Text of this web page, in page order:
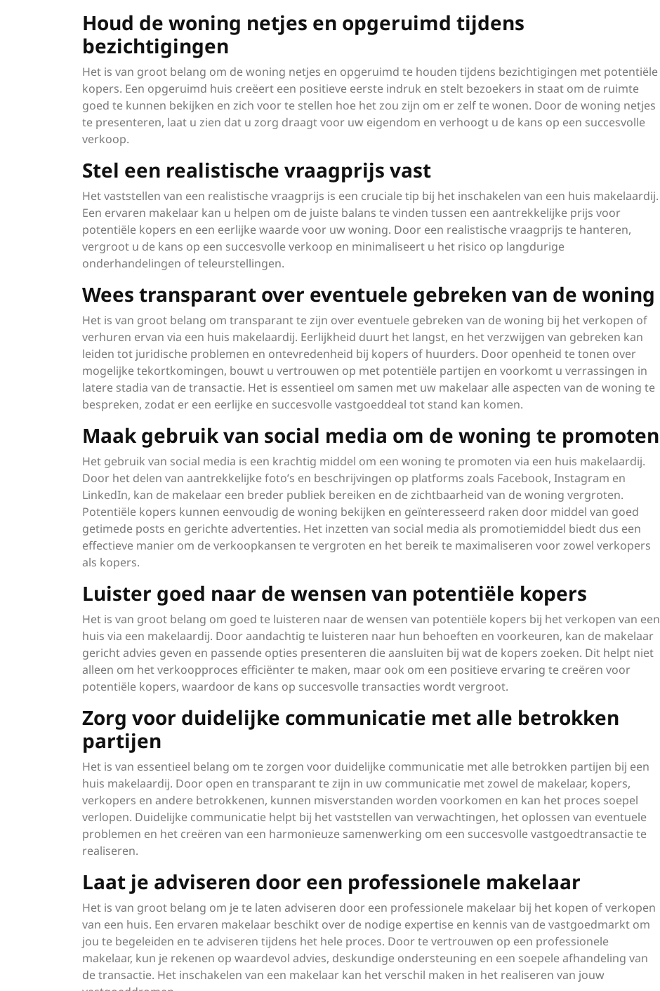
Houd de woning netjes en opgeruimd tijdens
bezichtigingen
Het is van groot belang om de woning netjes en opgeruimd te houden tijdens bezichtigingen met potentiële
kopers. Een opgeruimd huis creëert een positieve eerste indruk en stelt bezoekers in staat om de ruimte
goed te kunnen bekijken en zich voor te stellen hoe het zou zijn om er zelf te wonen. Door de woning netjes
te presenteren, laat u zien dat u zorg draagt voor uw eigendom en verhoogt u de kans op een succesvolle
verkoop.
Stel een realistische vraagprijs vast
Het vaststellen van een realistische vraagprijs is een cruciale tip bij het inschakelen van een huis makelaardij.
Een ervaren makelaar kan u helpen om de juiste balans te vinden tussen een aantrekkelijke prijs voor
potentiële kopers en een eerlijke waarde voor uw woning. Door een realistische vraagprijs te hanteren,
vergroot u de kans op een succesvolle verkoop en minimaliseert u het risico op langdurige
onderhandelingen of teleurstellingen.
Wees transparant over eventuele gebreken van de woning
Het is van groot belang om transparant te zijn over eventuele gebreken van de woning bij het verkopen of
verhuren ervan via een huis makelaardij. Eerlijkheid duurt het langst, en het verzwijgen van gebreken kan
leiden tot juridische problemen en ontevredenheid bij kopers of huurders. Door openheid te tonen over
mogelijke tekortkomingen, bouwt u vertrouwen op met potentiële partijen en voorkomt u verrassingen in
latere stadia van de transactie. Het is essentieel om samen met uw makelaar alle aspecten van de woning te
bespreken, zodat er een eerlijke en succesvolle vastgoeddeal tot stand kan komen.
Maak gebruik van social media om de woning te promoten
Het gebruik van social media is een krachtig middel om een woning te promoten via een huis makelaardij.
Door het delen van aantrekkelijke foto’s en beschrijvingen op platforms zoals Facebook, Instagram en
LinkedIn, kan de makelaar een breder publiek bereiken en de zichtbaarheid van de woning vergroten.
Potentiële kopers kunnen eenvoudig de woning bekijken en geïnteresseerd raken door middel van goed
getimede posts en gerichte advertenties. Het inzetten van social media als promotiemiddel biedt dus een
effectieve manier om de verkoopkansen te vergroten en het bereik te maximaliseren voor zowel verkopers
als kopers.
Luister goed naar de wensen van potentiële kopers
Het is van groot belang om goed te luisteren naar de wensen van potentiële kopers bij het verkopen van een
huis via een makelaardij. Door aandachtig te luisteren naar hun behoeften en voorkeuren, kan de makelaar
gericht advies geven en passende opties presenteren die aansluiten bij wat de kopers zoeken. Dit helpt niet
alleen om het verkoopproces efficiënter te maken, maar ook om een positieve ervaring te creëren voor
potentiële kopers, waardoor de kans op succesvolle transacties wordt vergroot.
Zorg voor duidelijke communicatie met alle betrokken
partijen
Het is van essentieel belang om te zorgen voor duidelijke communicatie met alle betrokken partijen bij een
huis makelaardij. Door open en transparant te zijn in uw communicatie met zowel de makelaar, kopers,
verkopers en andere betrokkenen, kunnen misverstanden worden voorkomen en kan het proces soepel
verlopen. Duidelijke communicatie helpt bij het vaststellen van verwachtingen, het oplossen van eventuele
problemen en het creëren van een harmonieuze samenwerking om een succesvolle vastgoedtransactie te
realiseren.
Laat je adviseren door een professionele makelaar
Het is van groot belang om je te laten adviseren door een professionele makelaar bij het kopen of verkopen
van een huis. Een ervaren makelaar beschikt over de nodige expertise en kennis van de vastgoedmarkt om
jou te begeleiden en te adviseren tijdens het hele proces. Door te vertrouwen op een professionele
makelaar, kun je rekenen op waardevol advies, deskundige ondersteuning en een soepele afhandeling van
de transactie. Het inschakelen van een makelaar kan het verschil maken in het realiseren van jouw